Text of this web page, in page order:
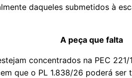
daqueles submetidos à
A peça que falta
concentrados na PEC
que o PL 1.838/26 poderá